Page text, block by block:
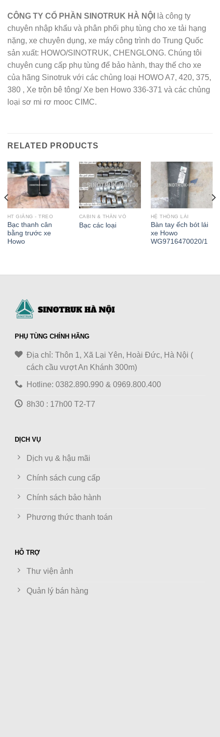
CÔNG TY CỔ PHẦN SINOTRUK HÀ NỘI
là công ty
chuyên nhập khẩu và phân phối phụ tùng cho xe tải hạng
nặng, xe chuyên dụng, xe máy công trình do Trung Quốc
sản xuất: HOWO/SINOTRUK, CHENGLONG. Chúng tôi
chuyên cung cấp phụ tùng để bảo hành, thay thế cho xe
của hãng Sinotruk với các chủng loại HOWO A7, 420, 375,
380 , Xe trộn bê tông/ Xe ben Howo 336-371 và các chủng
loại sơ mi rơ mooc CIMC.
RELATED PRODUCTS
HT GIẰNG - TREO
Bạc thanh cân
bằng trước xe
Howo
CABIN & THÂN VỎ
Bạc các loại
HỆ THỐNG LÁI
Bàn tay ếch bót lái
xe Howo
WG9716470020/1
PHỤ TÙNG CHÍNH HÃNG
Địa chỉ: Thôn 1, Xã Lại Yên, Hoài Đức, Hà Nội (
cách cầu vượt An Khánh 300m)
Hotline: 0382.890.990 & 0969.800.400
8h30 : 17h00 T2-T7
DỊCH VỤ
Dịch vụ & hậu mãi
Chính sách cung cấp
Chính sách bảo hành
Phương thức thanh toán
HỖ TRỢ
Thư viện ảnh
Quản lý bán hàng